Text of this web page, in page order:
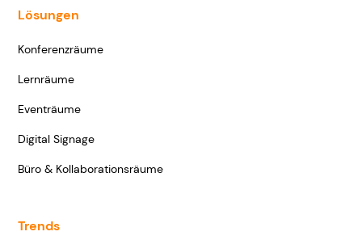
Lösungen
Konferenzräume
Lernräume
Eventräume
Digital Signage
Büro & Kollaborationsräume
Trends